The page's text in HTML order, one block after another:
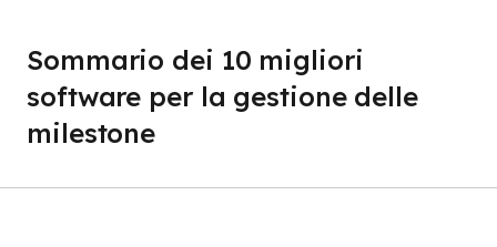
Sommario dei 10 migliori
software per la gestione delle
milestone